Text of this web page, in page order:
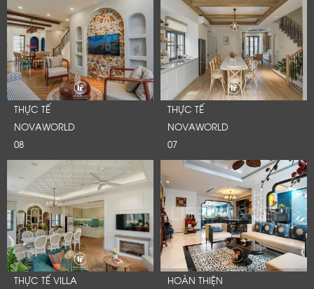
THỰC TẾ
NOVAWORLD
08
THỰC TẾ
NOVAWORLD
07
THỰC TẾ VILLA
HOÀN THIỆN
Cảm ơn quý khách đã để lại thông tin.
Chúng tôi sẽ liên hệ lại trong thời gian sớm nhất